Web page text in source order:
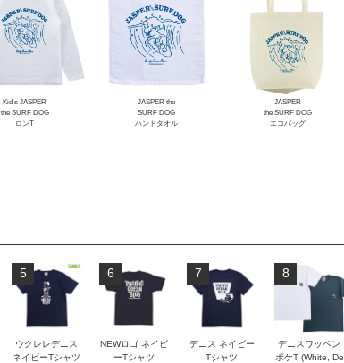
Kid's JASPER
the SURF DOG
ロンT
JASPER the
SURF DOG
ハンドタオル
JASPER
the SURF DOG
エコバッグ
5
ウクレレデニス
ネイビーTシャツ
6
NEWロゴ ネイビ
ーTシャツ
7
デニス ネイビー
Tシャツ
8
デニスワッペン
ポケT (White, De